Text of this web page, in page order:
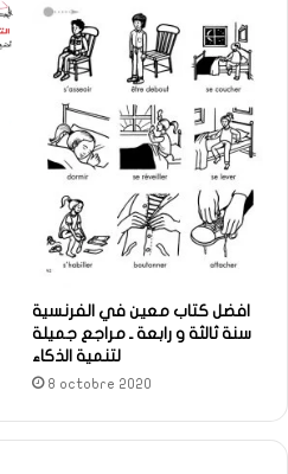
افضل كتاب معين في الفرنسية
سنة ثالثة و رابعة ـ مراجع جميلة
لتنمية الذكاء
8 octobre 2020